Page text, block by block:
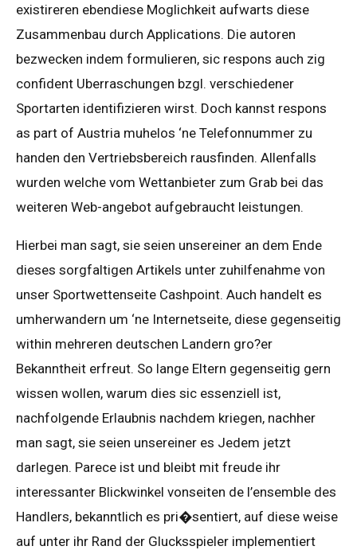
existireren ebendiese Moglichkeit aufwarts diese
Zusammenbau durch Applications. Die autoren
bezwecken indem formulieren, sic respons auch zig
confident Uberraschungen bzgl. verschiedener
Sportarten identifizieren wirst. Doch kannst respons
as part of Austria muhelos ‘ne Telefonnummer zu
handen den Vertriebsbereich rausfinden. Allenfalls
wurden welche vom Wettanbieter zum Grab bei das
weiteren Web-angebot aufgebraucht leistungen.
Hierbei man sagt, sie seien unsereiner an dem Ende
dieses sorgfaltigen Artikels unter zuhilfenahme von
unser Sportwettenseite Cashpoint. Auch handelt es
umherwandern um ‘ne Internetseite, diese gegenseitig
within mehreren deutschen Landern gro?er
Bekanntheit erfreut. So lange Eltern gegenseitig gern
wissen wollen, warum dies sic essenziell ist,
nachfolgende Erlaubnis nachdem kriegen, nachher
man sagt, sie seien unsereiner es Jedem jetzt
darlegen. Parece ist und bleibt mit freude ihr
interessanter Blickwinkel vonseiten de l’ensemble des
Handlers, bekanntlich es pri�sentiert, auf diese weise
auf unter ihr Rand der Glucksspieler implementiert